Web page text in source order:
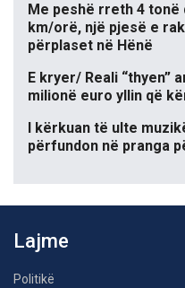
Me peshë rreth 4 tonë
km/orë, një pjesë e
përplaset në Hënë
E kryer/ Reali “thyen”
milionë euro yllin që
I kërkuan të ulte
përfundon në pranga
Lajme
Politikë